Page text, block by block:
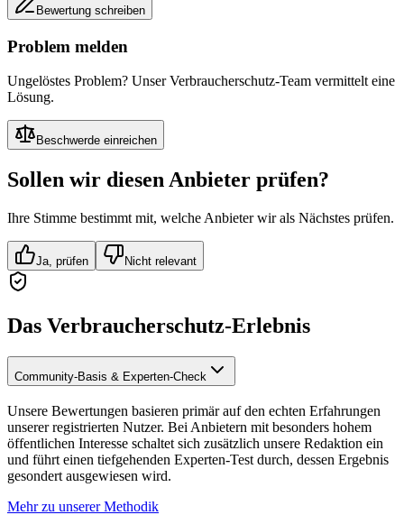
Bewertung schreiben
Problem melden
Ungelöstes Problem? Unser Verbraucherschutz-Team vermittelt eine
Lösung.
Beschwerde einreichen
Sollen wir diesen Anbieter prüfen?
Ihre Stimme bestimmt mit, welche Anbieter wir als Nächstes prüfen.
Ja, prüfen Nicht relevant
Das Verbraucherschutz-Erlebnis
Community-Basis & Experten-Check
Unsere Bewertungen basieren primär auf den echten Erfahrungen
unserer registrierten Nutzer. Bei Anbietern mit besonders hohem
öffentlichen Interesse schaltet sich zusätzlich unsere Redaktion ein
und führt einen tiefgehenden Experten-Test durch, dessen Ergebnis
gesondert ausgewiesen wird.
Mehr zu unserer Methodik